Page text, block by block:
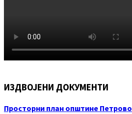
ИЗДВОЈЕНИ ДОКУМЕНТИ
Просторни план општине Петрово